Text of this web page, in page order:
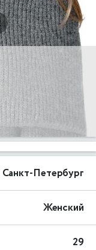
Санкт-Петербург
Женский
29